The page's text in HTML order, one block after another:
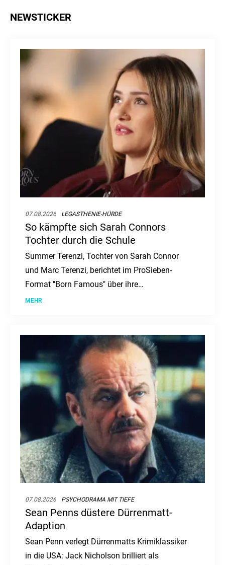
NEWSTICKER
07.08.2026 LEGASTHENIE-HÜRDE
So kämpfte sich Sarah Connors
Tochter durch die Schule
Summer Terenzi, Tochter von Sarah Connor
und Marc Terenzi, berichtet im ProSieben-
Format "Born Famous" über ihre
Herausforderungen in der Schule aufgrund von
MEHR
07.08.2026 PSYCHODRAMA MIT TIEFE
Sean Penns düstere Dürrenmatt-
Adaption
Sean Penn verlegt Dürrenmatts Krimiklassiker
in die USA: Jack Nicholson brilliert als